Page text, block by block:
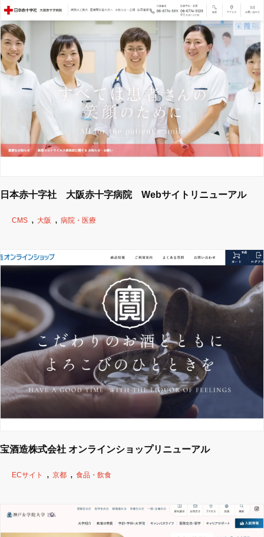
日本赤十字社 大阪赤十字病院 Webサイトリニューアル
CMS 大阪 病院・医療
宝酒造株式会社 オンラインショップリニューアル
ECサイト 京都 食品・飲食